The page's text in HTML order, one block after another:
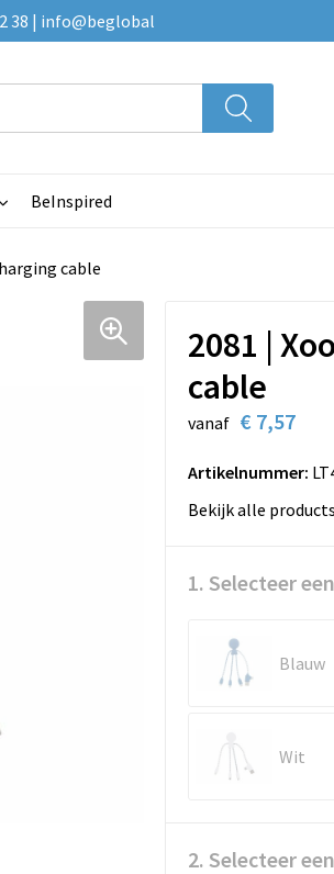
38 | info@beglobal
BeInspired
cable
2081 |
cable
vanaf € 7,57
Artikelnummer:
Bekijk alle
1. Selecteer
Blauw
Wit
2. Selecteer